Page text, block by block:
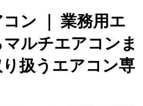
ン ｜ 業務用エ
ルチエアコンま
扱うエアコン専